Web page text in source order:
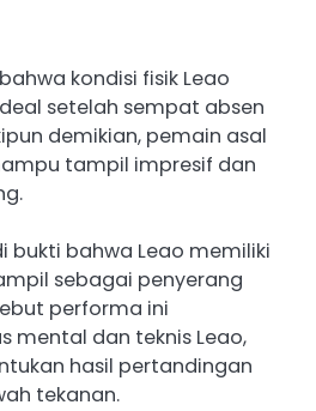
kondisi fisik Leao
setelah sempat absen
demikian, pemain asal
tampil impresif dan
bukti bahwa Leao memiliki
sebagai penyerang
performa ini
mental dan teknis Leao,
hasil pertandingan
tekanan.